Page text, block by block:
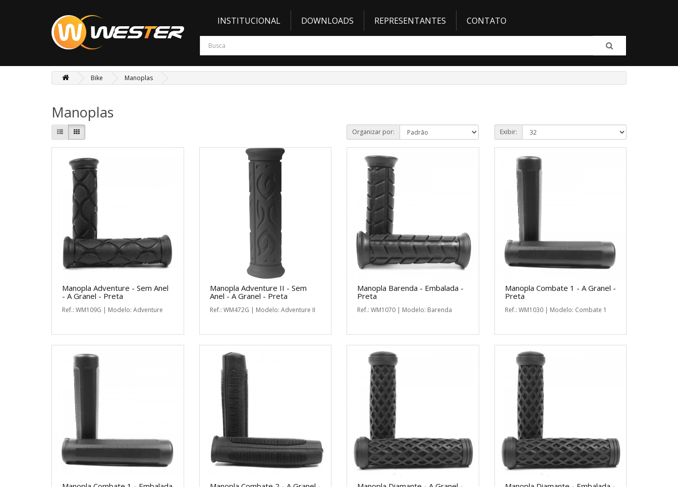
INSTITUCIONAL DOWNLOADS REPRESENTANTES CONTATO
Bike Manoplas
Manoplas
Organizar por: Exibir:
Manopla Adventure - Sem Anel
- A Granel - Preta
Ref.: WM109G | Modelo: Adventure
Manopla Adventure II - Sem
Anel - A Granel - Preta
Ref.: WM472G | Modelo: Adventure II
Manopla Barenda - Embalada -
Preta
Ref.: WM1070 | Modelo: Barenda
Manopla Combate 1 - A Granel -
Preta
Ref.: WM1030 | Modelo: Combate 1